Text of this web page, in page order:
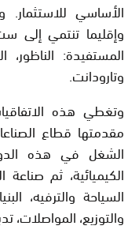
وإقليما تنتمي إلى
المستفيدة: الناظور،
وتارودانت.
مقدمتها قطاع
الشغل في هذه
الكيميائية، ثم
السياحة والترفيه،
والتوزيع، المواصلات،